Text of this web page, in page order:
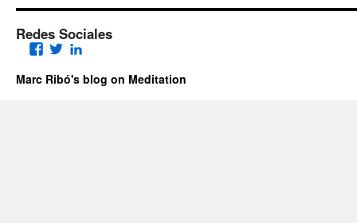
Redes Sociales
Facebook
Twitter
Marc Ribó's blog on Meditation